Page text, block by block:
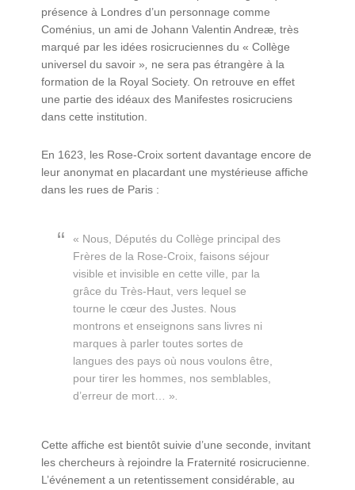
présence à Londres d’un personnage comme
Coménius, un ami de Johann Valentin Andreæ, très
marqué par les idées rosicruciennes du « Collège
universel du savoir »
ne sera pas étrangère à la
formation de la Royal Society. On retrouve en effet
une partie des idéaux des Manifestes rosicruciens
dans cette institution.
En 1623, les Rose-Croix sortent davantage encore de
leur anonymat en placardant une mystérieuse affiche
dans les rues de Paris :
« Nous, Députés du Collège principal des
Frères de la Rose-Croix, faisons séjour
visible et invisible en cette ville, par la
grâce du Très-Haut, vers lequel se
tourne le cœur des Justes. Nous
montrons et enseignons sans livres ni
marques à parler toutes sortes de
langues des pays où nous voulons être,
pour tirer les hommes, nos semblables,
d’erreur de mort… »
Cette affiche est bientôt suivie d’une seconde, invitant
les chercheurs à rejoindre la Fraternité rosicrucienne.
L’événement a un retentissement considérable, au